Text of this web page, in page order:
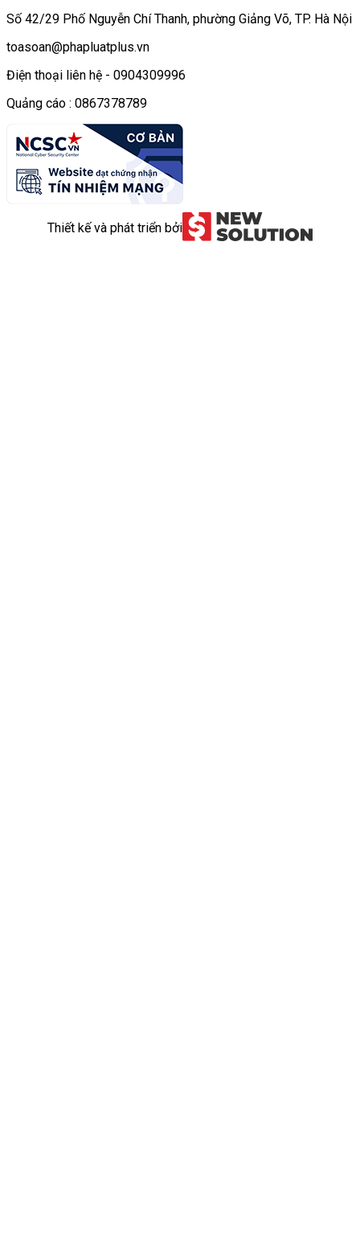
Số 42/29 Phố Nguyễn Chí Thanh, phường Giảng Võ, TP. Hà Nội
toasoan@phapluatplus.vn
Điện thoại liên hệ - 0904309996
Quảng cáo : 0867378789
Thiết kế và phát triển bởi